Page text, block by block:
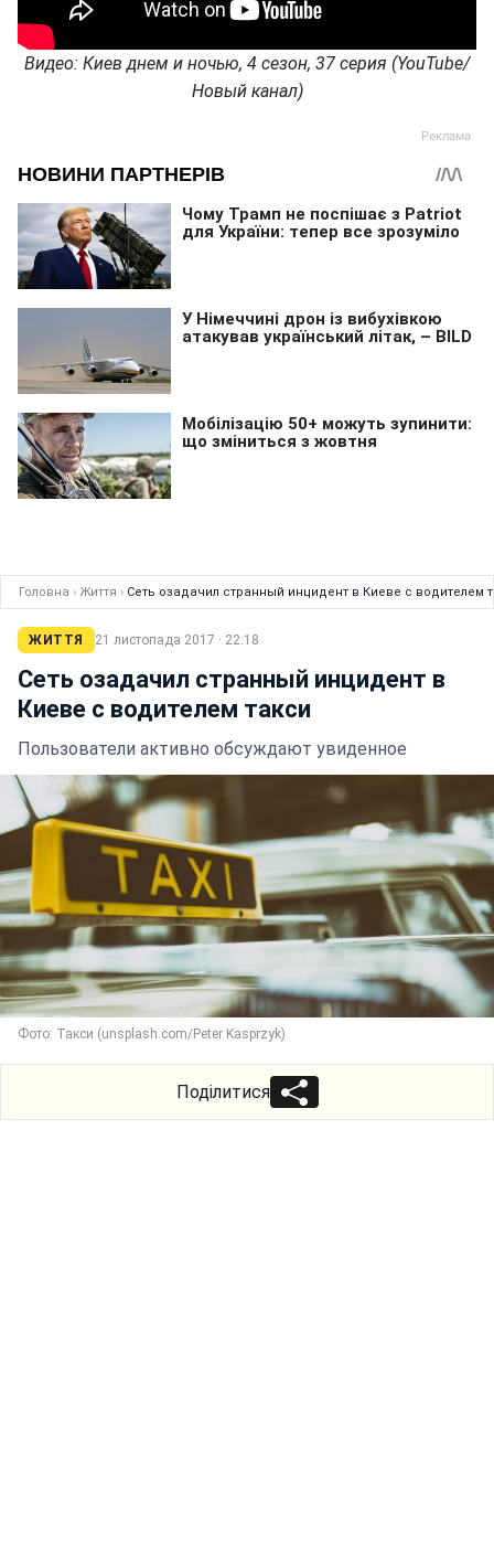
Видео: Киев днем и ночью, 4 сезон, 37 серия (YouTube/
Новый канал)
Головна › Життя › Сеть озадачил странный инцидент в Киеве с водителем
ЖИТТЯ 21 листопада 2017 · 22:18
Сеть озадачил странный инцидент в
Киеве с водителем такси
Пользователи активно обсуждают увиденное
Фото: Такси (unsplash.com/Peter Kasprzyk)
Поділитися